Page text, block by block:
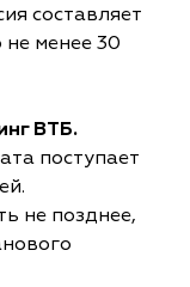
составляет
не менее 30
ВТБ.
поступает
не позднее,